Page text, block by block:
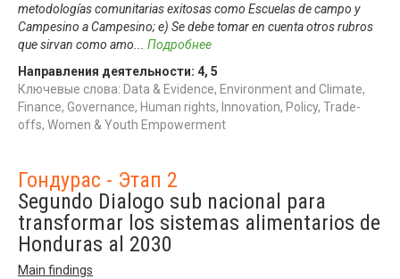
metodologías comunitarias exitosas como Escuelas de campo y
Campesino a Campesino; e) Se debe tomar en cuenta otros rubros
que sirvan como amo
Подробнее
Направления деятельности: 4, 5
Ключевые слова: Data & Evidence, Environment and Climate,
Finance, Governance, Human rights, Innovation, Policy, Trade-
offs, Women & Youth Empowerment
Гондурас - Этап 2
Segundo Dialogo sub nacional para
transformar los sistemas alimentarios de
Honduras al 2030
Main findings